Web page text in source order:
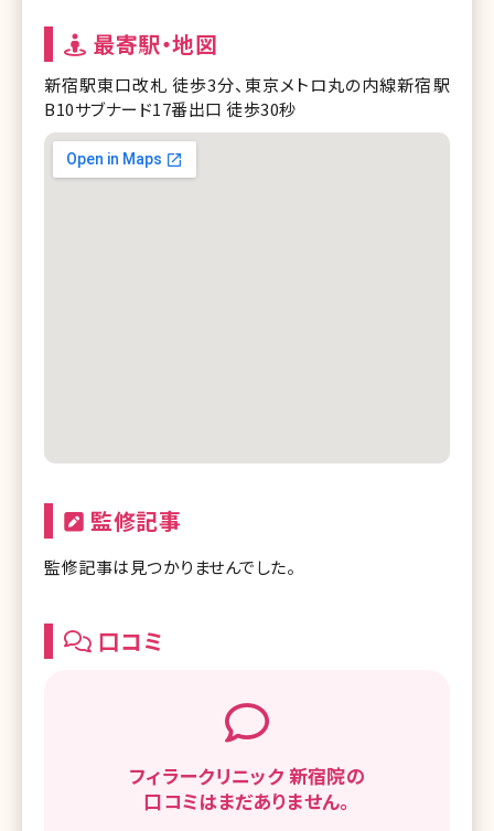
最寄駅・地図
新宿駅東口改札 徒歩3分、東京メトロ丸の内線新宿駅
B10サブナード17番出口 徒歩30秒
監修記事
監修記事は見つかりませんでした。
口コミ
フィラークリニック 新宿院の
口コミはまだありません。